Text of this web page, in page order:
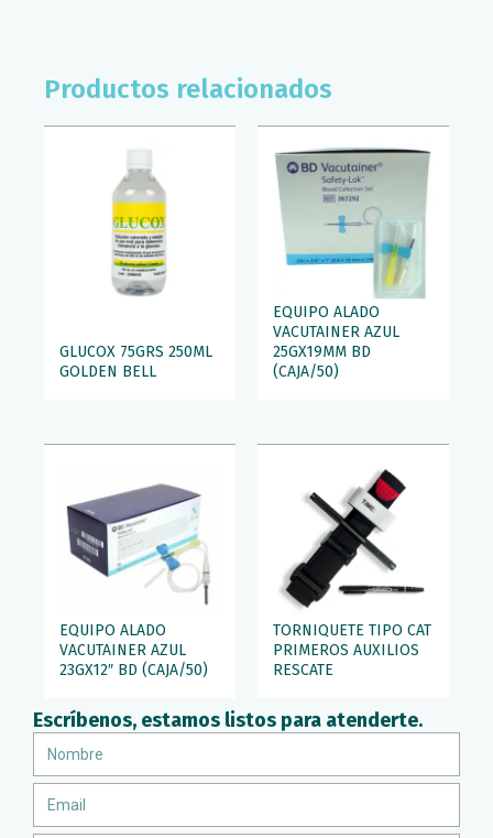
Escríbenos, estamos listos para atenderte.
Productos relacionados
GLUCOX 75GRS 250ML
GOLDEN BELL
EQUIPO ALADO
VACUTAINER AZUL
25GX19MM BD
(CAJA/50)
EQUIPO ALADO
VACUTAINER AZUL
23GX12″ BD (CAJA/50)
TORNIQUETE TIPO CAT
PRIMEROS AUXILIOS
RESCATE